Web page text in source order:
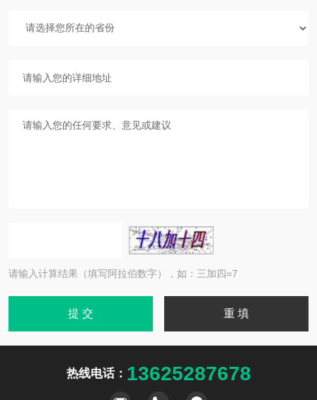
请输入计算结果（填写阿拉伯数字），如：三加四=7
热线电话： 13625287678